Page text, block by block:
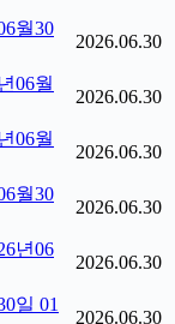
월30
2026.06.30
06월
2026.06.30
06월
2026.06.30
월30
2026.06.30
년06
2026.06.30
일 01
2026.06.30